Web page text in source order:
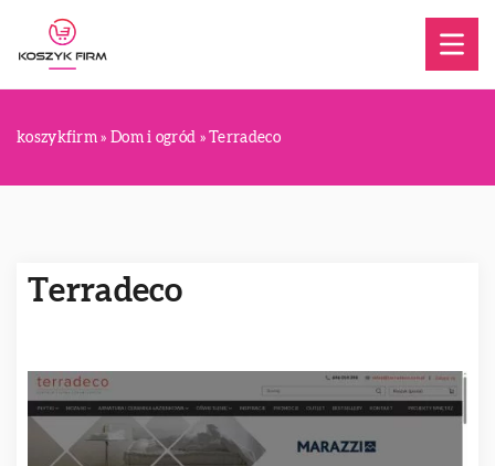
koszykfirm » Dom i ogród »Terradeco
Terradeco